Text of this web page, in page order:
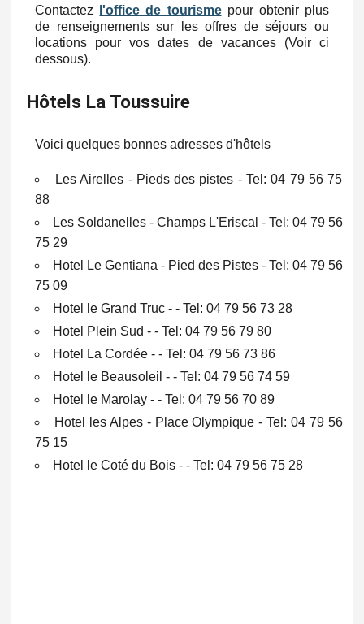
Contactez l'office de tourismepour obtenir plus
de renseignements sur les offres de séjours ou
locations pour vos dates de vacances (Voir ci
dessous).
Hôtels La Toussuire
Voici quelques bonnes adresses d'hôtels
Les Airelles - Pieds des pistes - Tel: 04 79 56 75
88
Les Soldanelles - Champs L'Eriscal - Tel: 04 79 56
75 29
Hotel Le Gentiana - Pied des Pistes - Tel: 04 79 56
75 09
Hotel le Grand Truc - - Tel: 04 79 56 73 28
Hotel Plein Sud - - Tel: 04 79 56 79 80
Hotel La Cordée - - Tel: 04 79 56 73 86
Hotel le Beausoleil - - Tel: 04 79 56 74 59
Hotel le Marolay - - Tel: 04 79 56 70 89
Hotel les Alpes - Place Olympique - Tel: 04 79 56
75 15
Hotel le Coté du Bois - - Tel: 04 79 56 75 28